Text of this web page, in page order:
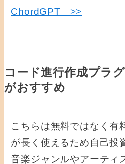
ChordGPT >>
コード進行作成プラ
がおすすめ
こちらは無料ではなく有
が長く使えるため自己投
音楽ジャンルやアーティ